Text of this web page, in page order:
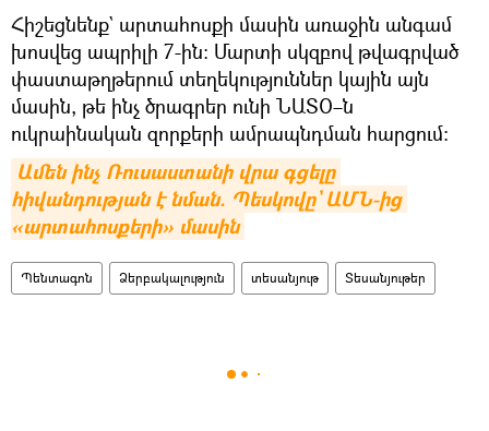
Հիշեցնենք` արտահոսքի մասին առաջին անգամ
խոսվեց ապրիլի 7-ին։ Մարտի սկզբով թվագրված
փաստաթղթերում տեղեկություններ կային այն
մասին, թե ինչ ծրագրեր ունի ՆԱՏՕ–ն
ուկրաինական զորքերի ամրապնդման հարցում։
Ամեն ինչ Ռուսաստանի վրա գցելը
հիվանդության է նման. Պեսկովը` ԱՄՆ-ից
«արտահոսքերի» մասին
Պենտագոն Ձերբակալություն տեսանյութ Տեսանյութեր